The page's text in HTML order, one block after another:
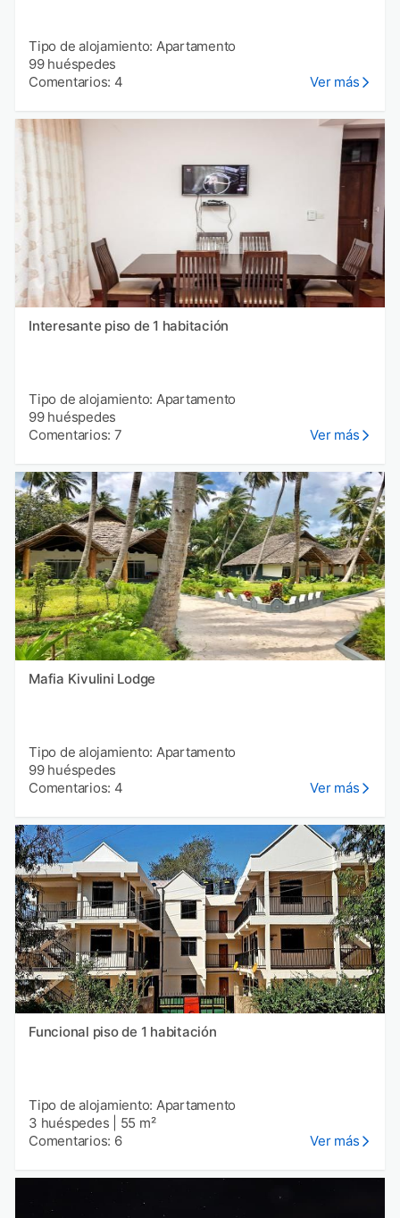
Tipo de alojamiento: Apartamento
99 huéspedes
Comentarios: 4
Ver más
Interesante piso de 1 habitación
Tipo de alojamiento: Apartamento
99 huéspedes
Comentarios: 7
Ver más
Mafia Kivulini Lodge
Tipo de alojamiento: Apartamento
99 huéspedes
Comentarios: 4
Ver más
Funcional piso de 1 habitación
Tipo de alojamiento: Apartamento
3 huéspedes
55 m²
Comentarios: 6
Ver más